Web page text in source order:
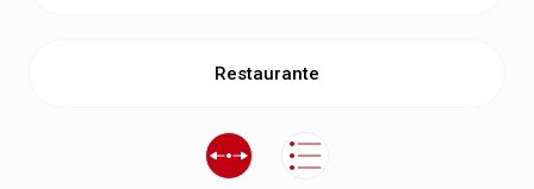
Restaurante